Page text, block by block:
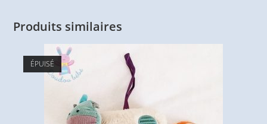
Produits similaires
ÉPUISÉ